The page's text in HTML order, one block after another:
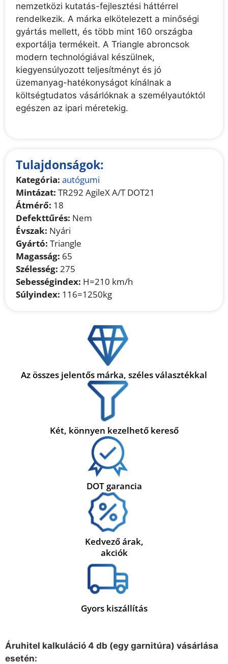
nemzetközi kutatás-fejlesztési háttérrel
rendelkezik. A márka elkötelezett a minőségi
gyártás mellett, és több mint 160 országba
exportálja termékeit. A Triangle abroncsok
modern technológiával készülnek,
kiegyensúlyozott teljesítményt és jó
üzemanyag-hatékonyságot kínálnak a
költségtudatos vásárlóknak a személyautóktól
egészen az ipari méretekig.
Tulajdonságok:
Kategória: autógumi
Mintázat: TR292 AgileX A/T DOT21
Átmérő: 18
Defekttűrés: Nem
Évszak: Nyári
Gyártó: Triangle
Magasság: 65
Szélesség: 275
Sebességindex: H=210 km/h
Súlyindex: 116=1250kg
Az összes jelentős márka, széles választékkal
Két, könnyen kezelhető kereső
DOT garancia
Kedvező árak,
akciók
Gyors kiszállítás
Áruhitel kalkuláció 4 db (egy garnitúra) vásárlása
esetén: